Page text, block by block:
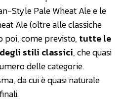
Style Pale Wheat Ale e le
Ale (oltre alle classiche
poi, come previsto, tutte le
stili classici, che quasi
delle categorie.
da cui è quasi naturale